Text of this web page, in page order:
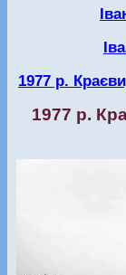
1977 р.
1977 р.